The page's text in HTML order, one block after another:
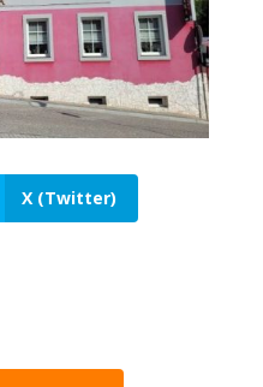
X (Twitter)